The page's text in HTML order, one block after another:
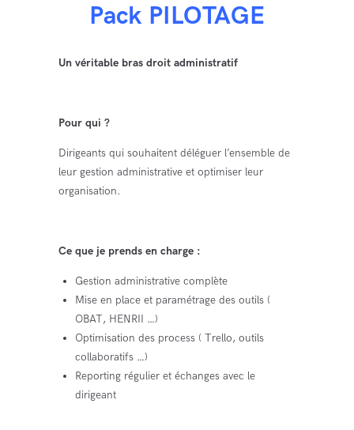
Pack PILOTAGE
Un véritable bras droit administratif
Pour qui ?
Dirigeants qui souhaitent déléguer l’ensemble de
leur gestion administrative et optimiser leur
organisation.
Ce que je prends en charge :
Gestion administrative complète
Mise en place et paramétrage des outils (
OBAT, HENRII …)
Optimisation des process ( Trello, outils
collaboratifs …)
Reporting régulier et échanges avec le
dirigeant